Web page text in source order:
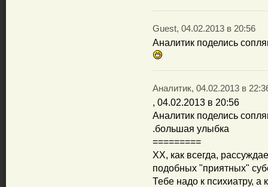
Guest, 04.02.2013 в 20:56
Аналитик поделись
Аналитик, 04.02.2013 в
, 04.02.2013 в 20:56
Аналитик поделись
.большая улыбка
=========
ХХ, как всегда,
подобных "приятных"
Тебе надо к психиатру, а